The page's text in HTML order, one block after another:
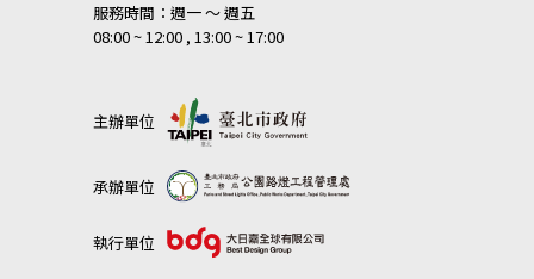
服務時間：週一 ～ 週五
08:00 ~ 12:00 , 13:00 ~ 17:00
主辦單位
承辦單位
執行單位